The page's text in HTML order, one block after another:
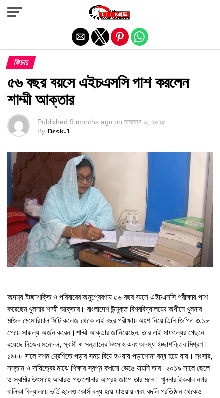
ফিচার
৫৬ বছর বয়সে এইচএসসি পাশ করলেন
শাম্মী আক্তার
Published 9 months ago on নভেম্বর ৬, ২০২৫
By Desk-1
অদম্য ইচ্ছাশক্তি ও পরিবারের অনুপ্রেরণায় ৫৬ বছর বয়সে এইচএসসি পরীক্ষায় পাশ
করেছেন খুলনার শাম্মী আক্তার। বাংলাদেশ উন্মুক্ত বিশ্ববিদ্যালয়ের অধীনে খুলনার
মজিদ মেমোরিয়াল সিটি কলেজ থেকে এই বছর পরীক্ষায় অংশ নিয়ে তিনি জিপিএ ৩.১৮
পেয়ে সাফল্য অর্জন করেন।শাম্মী আক্তার জানিয়েছেন, তার এই সাফল্যের পেছনে
রয়েছে নিজের মনোবল, স্বামী ও সন্তানের উৎসাহ এবং অদম্য ইচ্ছাশক্তির মিশ্রণ।
১৯৮৮ সালে দশম শ্রেণিতে পড়ার সময় বিয়ে হওয়ায় পড়াশোনা বন্ধ হয়ে যায়। সংসার,
সন্তান ও দায়িত্বের মাঝে শিক্ষার স্বপ্ন কখনো ভেঙে যায়নি তার।২০১৯ সালে ছেলে
ও স্বামীর উৎসাহে আবারও পড়াশোনার আগ্রহ জাগে তার মনে। খুলনার ইকবাল নগর
বালিকা বিদ্যালয়ে ভর্তি হলেও কোর্স বন্ধ হয়ে যাওয়ায় এবং বদলি প্রতিষ্ঠান থেকেও
Exit mobile version